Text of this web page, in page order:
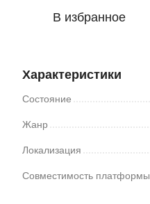
В избранное
Характеристики
Состояние
Жанр
Локализация
Совместимость платформы